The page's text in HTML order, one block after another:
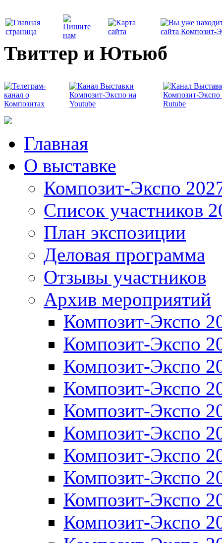
Твиттер и Ютьюб
Главная
О выставке
Композит-Экспо
Список участников
План экспозиции
Деловая программа
Отзывы участников
Архив мероприятий
Композит-Экспо
Композит-Экспо
Композит-Экспо
Композит-Экспо
Композит-Экспо
Композит-Экспо
Композит-Экспо
Композит-Экспо
Композит-Экспо
Композит-Экспо